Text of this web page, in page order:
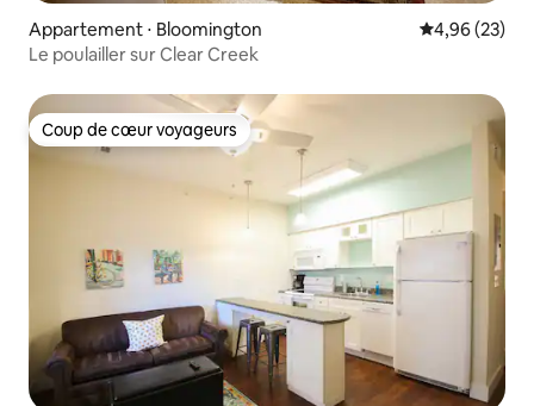
Appartement ⋅ Bloomington Évaluation
4,96 (23)
Le poulailler sur Clear Creek
Coup de cœur voyageurs
Coup de cœur voyageurs